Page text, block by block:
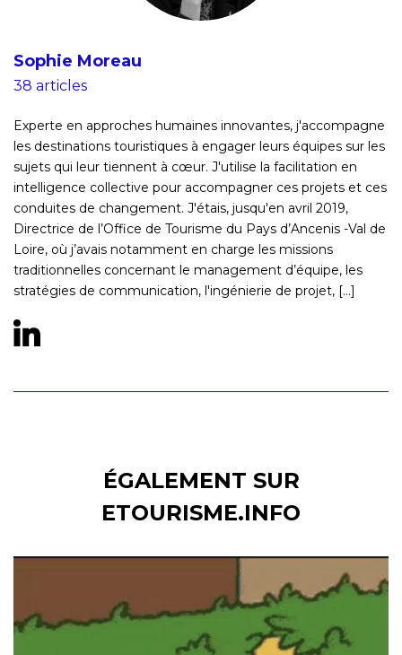
Sophie Moreau
38 articles
Experte en approches humaines innovantes, j'accompagne
les destinations touristiques à engager leurs équipes sur les
sujets qui leur tiennent à cœur. J'utilise la facilitation en
intelligence collective pour accompagner ces projets et ces
conduites de changement. J'étais, jusqu'en avril 2019,
Directrice de l’Office de Tourisme du Pays d’Ancenis -Val de
Loire, où j’avais notamment en charge les missions
traditionnelles concernant le management d’équipe, les
stratégies de communication, l'ingénierie de projet, [...]
ÉGALEMENT SUR
ETOURISME.INFO